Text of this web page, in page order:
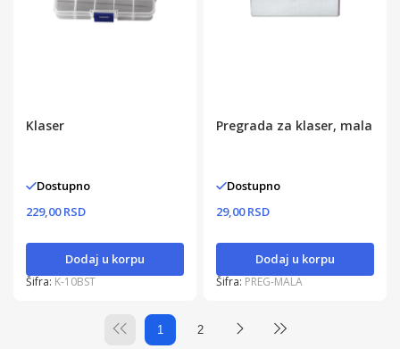
Klaser
Dostupno
229,00 RSD
Dodaj u korpu
Šifra: K-10BST
Pregrada za klaser, mala
Dostupno
29,00 RSD
Dodaj u korpu
Šifra: PREG-MALA
1 2